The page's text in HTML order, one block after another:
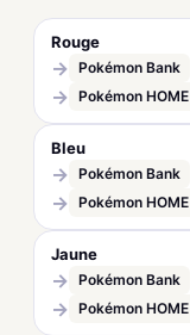
Rouge
→ Pokémon Bank
→ Pokémon HOME
Bleu
→ Pokémon Bank
→ Pokémon HOME
Jaune
→ Pokémon Bank
→ Pokémon HOME